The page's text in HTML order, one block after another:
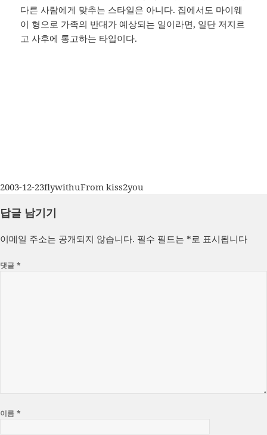
다른 사람에게 맞추는 스타일은 아니다. 집에서도 마이웨
이 형으로 가족의 반대가 예상되는 일이라면, 일단 저지르
고 사후에 통고하는 타입이다.
작
일
2003-12-23글
이
flywithu카
From kiss2you
답글 남기기
이메일 주소는 공개되지 않습니다. 필수 필드는 *로 표시됩니다
댓글*
이름*